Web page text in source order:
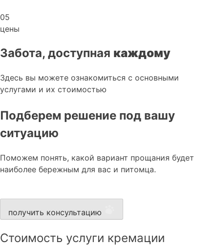
05
цены
Забота, доступная каждому
Здесь вы можете ознакомиться с основными
услугами и их стоимостью
Подберем решение под вашу
ситуацию
Поможем понять, какой вариант прощания будет
наиболее бережным для вас и питомца.
получить консультацию
Стоимость услуги кремации